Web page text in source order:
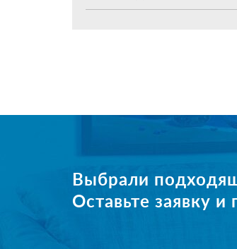
Выбрали
Оставьте заявку